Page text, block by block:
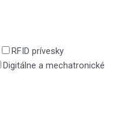
RFID prívesky
Digitálne a mechatronické